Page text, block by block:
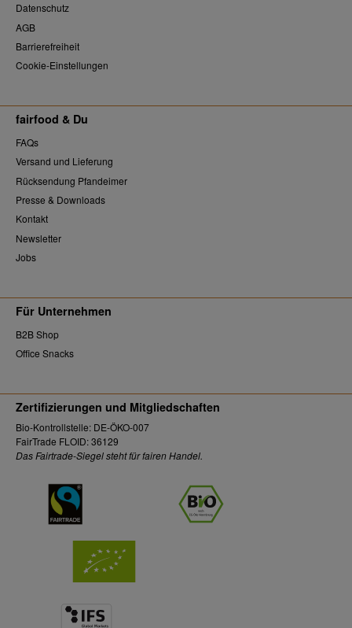
Datenschutz
AGB
Barrierefreiheit
Cookie-Einstellungen
fairfood & Du
FAQs
Versand und Lieferung
Rücksendung Pfandeimer
Presse & Downloads
Kontakt
Newsletter
Jobs
Für Unternehmen
B2B Shop
Office Snacks
Zertifizierungen und Mitgliedschaften
Bio-Kontrollstelle: DE-ÖKO-007
FairTrade FLOID: 36129
Das Fairtrade-Siegel steht für fairen Handel.